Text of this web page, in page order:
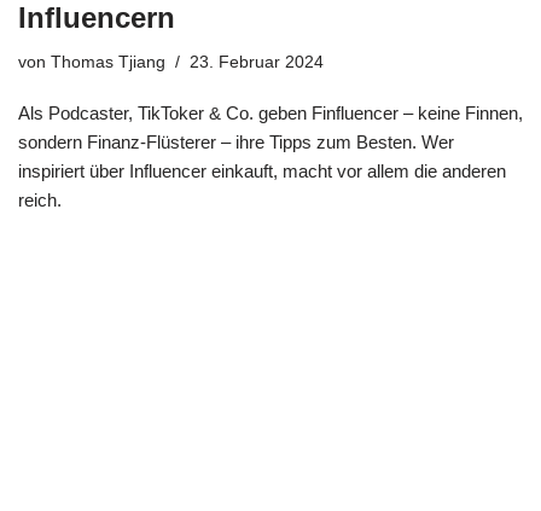
Influencern
von Thomas Tjiang 23. Februar 2024
Als Podcaster, TikToker & Co. geben Finfluencer – keine Finnen,
sondern Finanz-Flüsterer – ihre Tipps zum Besten. Wer
inspiriert über Influencer einkauft, macht vor allem die anderen
reich.